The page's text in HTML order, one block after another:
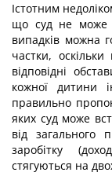
Істотним
що суд не може
випадків можна
частки,
відповідні
кожної дитини
правильно
яких суд може
від загального
заробітку
стягуються на